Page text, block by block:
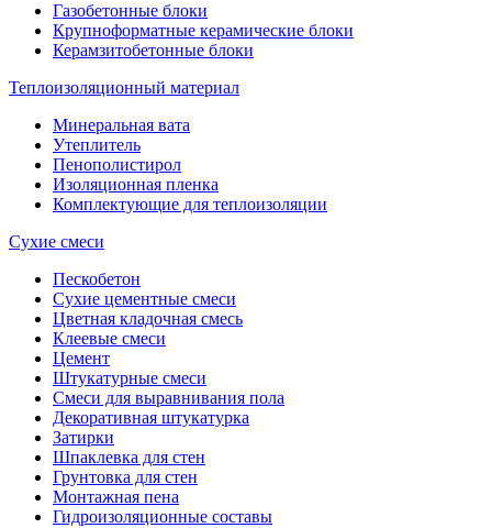
Газобетонные блоки
Крупноформатные керамические блоки
Керамзитобетонные блоки
Теплоизоляционный материал
Минеральная вата
Утеплитель
Пенополистирол
Изоляционная пленка
Комплектующие для теплоизоляции
Сухие смеси
Пескобетон
Сухие цементные смеси
Цветная кладочная смесь
Клеевые смеси
Цемент
Штукатурные смеси
Смеси для выравнивания пола
Декоративная штукатурка
Затирки
Шпаклевка для стен
Грунтовка для стен
Монтажная пена
Гидроизоляционные составы